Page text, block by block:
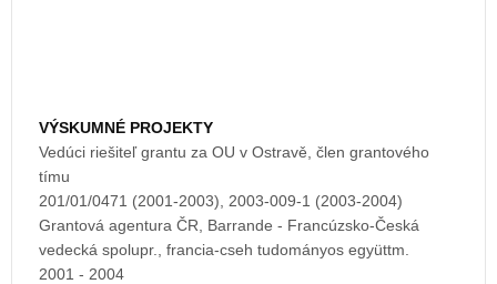
VÝSKUMNÉ PROJEKTY
Vedúci riešiteľ grantu za OU v Ostravě, člen grantového
tímu
201/01/0471 (2001-2003), 2003-009-1 (2003-2004)
Grantová agentura ČR, Barrande - Francúzsko-Česká
vedecká spolupr., francia-cseh tudományos együttm.
2001 - 2004